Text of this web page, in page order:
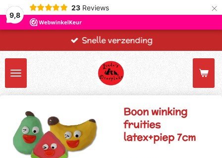
9,8
23 Reviews ×
Snelle verzending
Boon winking
fruities
latex+piep 7cm